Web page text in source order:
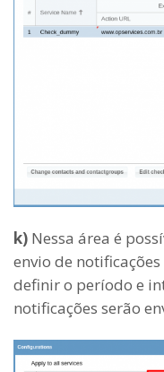
k) Nessa área é
envio de
definir o período e
notificações serão